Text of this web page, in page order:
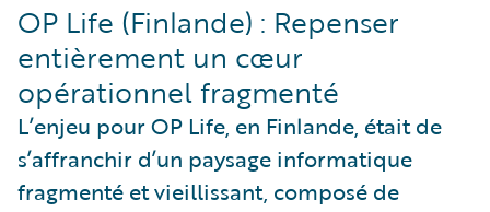
OP Life (Finlande) : Repenser
entièrement un cœur
opérationnel fragmenté
L’enjeu pour OP Life, en Finlande, était de
s’affranchir d’un paysage informatique
fragmenté et vieillissant, composé de